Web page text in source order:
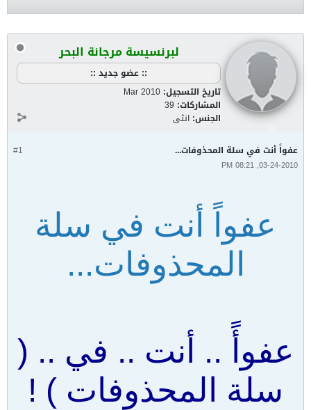
لبرنسيسة مرجانة البحر
:: عضو جديد ::
تاريخ التسجيل: Mar 2010
المشاركات: 39
الجنس: انثى
#1 عفواً أنت في سلة المحذوفات...
03-24-2010, 08:21 PM
عفواً أنت في سلة
المحذوفات...
عفوأً .. أنت .. في .. (
سلة المحذوفات ) !